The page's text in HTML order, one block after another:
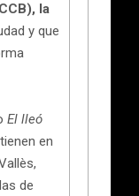
la
y que
El lleó
en
de